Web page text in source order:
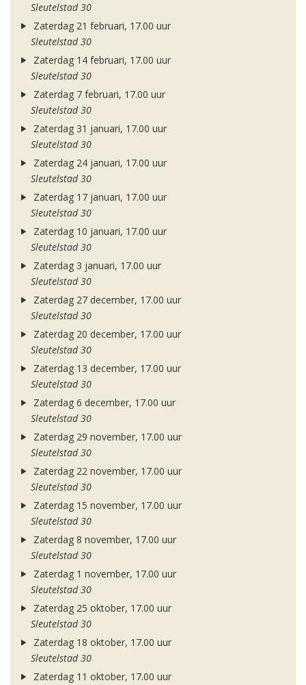
Sleutelstad 30
Zaterdag 21 februari, 17.00 uur
Sleutelstad 30
Zaterdag 14 februari, 17.00 uur
Sleutelstad 30
Zaterdag 7 februari, 17.00 uur
Sleutelstad 30
Zaterdag 31 januari, 17.00 uur
Sleutelstad 30
Zaterdag 24 januari, 17.00 uur
Sleutelstad 30
Zaterdag 17 januari, 17.00 uur
Sleutelstad 30
Zaterdag 10 januari, 17.00 uur
Sleutelstad 30
Zaterdag 3 januari, 17.00 uur
Sleutelstad 30
Zaterdag 27 december, 17.00 uur
Sleutelstad 30
Zaterdag 20 december, 17.00 uur
Sleutelstad 30
Zaterdag 13 december, 17.00 uur
Sleutelstad 30
Zaterdag 6 december, 17.00 uur
Sleutelstad 30
Zaterdag 29 november, 17.00 uur
Sleutelstad 30
Zaterdag 22 november, 17.00 uur
Sleutelstad 30
Zaterdag 15 november, 17.00 uur
Sleutelstad 30
Zaterdag 8 november, 17.00 uur
Sleutelstad 30
Zaterdag 1 november, 17.00 uur
Sleutelstad 30
Zaterdag 25 oktober, 17.00 uur
Sleutelstad 30
Zaterdag 18 oktober, 17.00 uur
Sleutelstad 30
Zaterdag 11 oktober, 17.00 uur